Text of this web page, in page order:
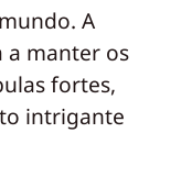
A
a manter os
fortes,
intrigante